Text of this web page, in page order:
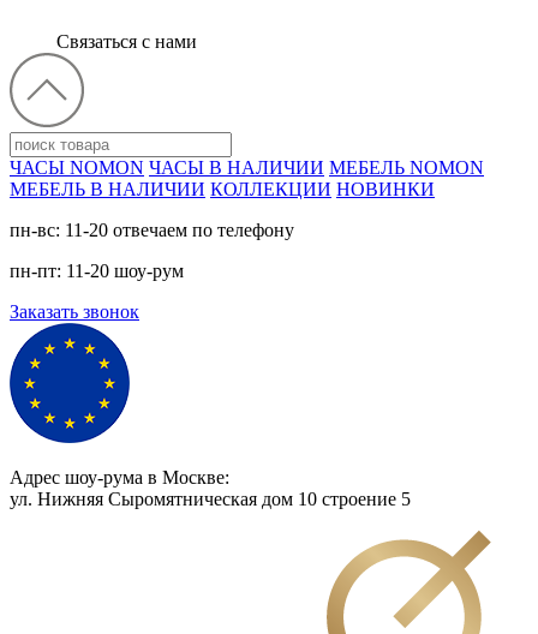
Связаться с нами
ЧАСЫ NOMON ЧАСЫ В НАЛИЧИИ МЕБЕЛЬ NOMON
МЕБЕЛЬ В НАЛИЧИИ КОЛЛЕКЦИИ НОВИНКИ
пн-вс: 11-20 отвечаем по телефону
пн-пт: 11-20 шоу-рум
Заказать звонок
Адрес шоу-рума в Москве:
ул. Нижняя Сыромятническая дом 10 cтроение 5